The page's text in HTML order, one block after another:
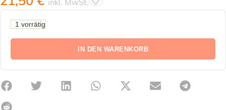
inkl. MwSt.
1 vorrätig
IN DEN WARENKORB